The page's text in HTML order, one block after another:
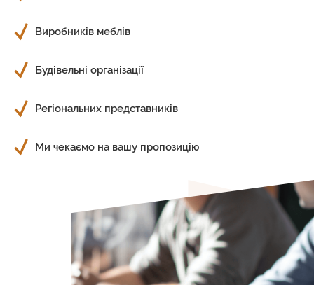
Виробників меблів
Будівельні організації
Регіональних представників
Ми чекаємо на вашу пропозицію